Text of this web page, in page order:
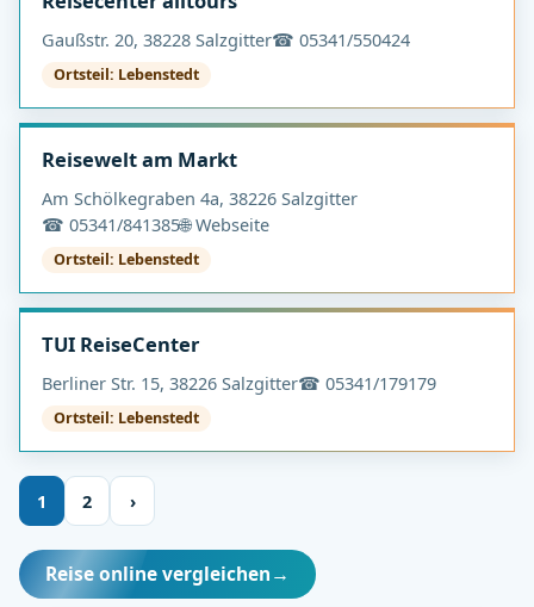
Gaußstr. 20, 38228 Salzgitter☎ 05341/550424
Ortsteil: Lebenstedt
Reisewelt am Markt
Am Schölkegraben 4a, 38226 Salzgitter
☎ 05341/841385🌐 Webseite
Ortsteil: Lebenstedt
TUI ReiseCenter
Berliner Str. 15, 38226 Salzgitter☎ 05341/179179
Ortsteil: Lebenstedt
1 2 ›
Reise online vergleichen→